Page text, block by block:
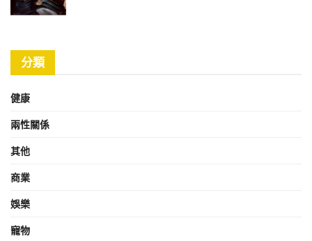
分類
健康
兩性關係
其他
商業
娛樂
寵物